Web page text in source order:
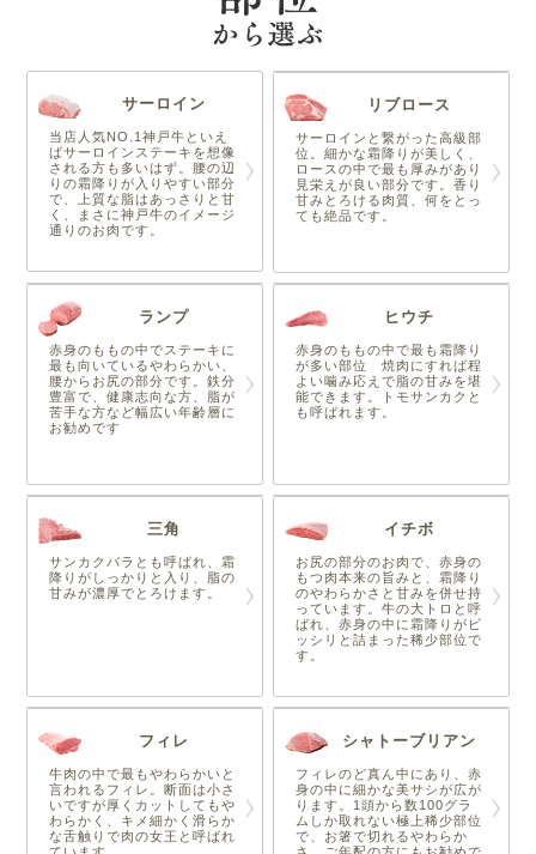
サーロイン
当店人気NO.1神戸牛といえ
ばサーロインステーキを想像
される方も多いはず。腰の辺
りの霜降りが入りやすい部分
で、上質な脂はあっさりと甘
く、まさに神戸牛のイメージ
通りのお肉です。
リブロース
サーロインと繋がった高級部
位。細かな霜降りが美しく、
ロースの中で最も厚みがあり
見栄えが良い部分です。香り
甘みとろける肉質、何をとっ
ても絶品です。
ランプ
赤身のももの中でステーキに
最も向いているやわらかい、
腰からお尻の部分です。鉄分
豊富で、健康志向な方、脂が
苦手な方など幅広い年齢層に
お勧めです
ヒウチ
赤身のももの中で最も霜降り
が多い部位 焼肉にすれば程
よい噛み応えで脂の甘みを堪
能できます。トモサンカクと
も呼ばれます。
三角
サンカクバラとも呼ばれ、霜
降りがしっかりと入り、脂の
甘みが濃厚でとろけます。
イチボ
お尻の部分のお肉で、赤身の
もつ肉本来の旨みと、霜降り
のやわらかさと甘みを併せ持
っています。牛の大トロと呼
ばれ、赤身の中に霜降りがビ
ッシリと詰まった稀少部位で
す。
フィレ
牛肉の中で最もやわらかいと
言われるフィレ。断面は小さ
いですが厚くカットしてもや
わらかく、キメ細かく滑らか
な舌触りで肉の女王と呼ばれ
シャトーブリアン
フィレのど真ん中にあり、赤
身の中に細かな美サシが広が
ります。1頭から数100グラ
ムしか取れない極上稀少部位
で、お箸で切れるやわらか